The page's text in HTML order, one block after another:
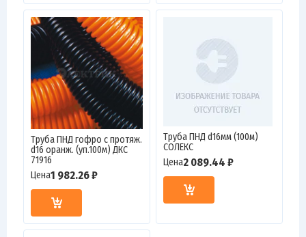
Труба ПНД гофро c протяж.
d16 оранж. (уп.100м) ДКС
71916
Цена1 982.26 ₽
Труба ПНД d16мм (100м)
СОЛЕКС
Цена2 089.44 ₽